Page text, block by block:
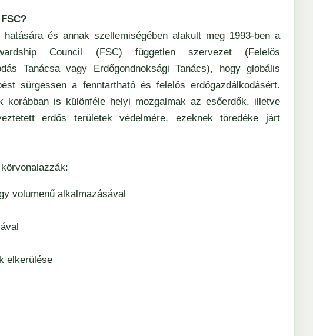
és annak szellemiségében alakult meg 1993-ben a
Council (FSC) független szervezet (Felelős
Tanácsa vagy Erdőgondnoksági Tanács), hogy globális
sürgessen a fenntartható és felelős erdőgazdálkodásért.
korábban is különféle helyi mozgalmak az esőerdők, illetve
erdős területek védelmére, ezeknek töredéke járt
volumenű alkalmazásával
elkerülése